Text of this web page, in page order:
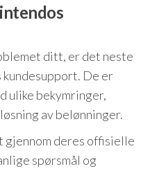
ditt, er det neste
De er
ulike bekymringer,
av belønninger.
gjennom deres offisielle
spørsmål og